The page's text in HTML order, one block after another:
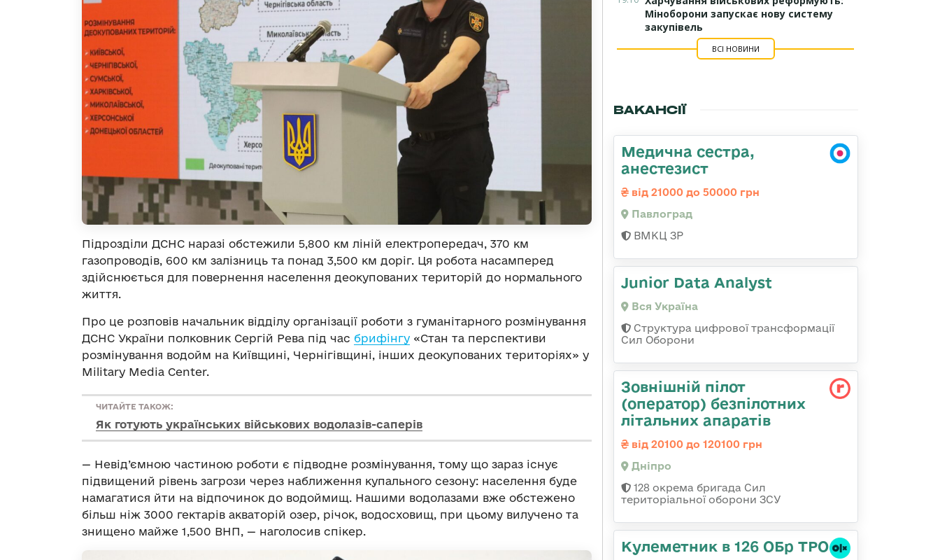
Підрозділи ДСНС наразі обстежили 5,800 км ліній електропередач, 370 км
газопроводів, 600 км залізниць та понад 3,500 км доріг. Ця робота насамперед
здійснюється для повернення населення деокупованих територій до нормального
життя.
Про це розповів начальник відділу організації роботи з гуманітарного розмінування
ДСНС України полковник Сергій Рева під час брифінгу «Стан та перспективи
розмінування водойм на Київщині, Чернігівщині, інших деокупованих територіях» у
Military Media Center.
ЧИТАЙТЕ ТАКОЖ:
Як готують українських військових водолазів-саперів
— Невід’ємною частиною роботи є підводне розмінування, тому що зараз існує
підвищений рівень загрози через наближення купального сезону: населення буде
намагатися йти на відпочинок до водоймищ. Нашими водолазами вже обстежено
більш ніж 3000 гектарів акваторій озер, річок, водосховищ, при цьому вилучено та
знищено майже 1,500 ВНП, — наголосив спікер.
Міноборони запускає нову систему
закупівель
ВСІ НОВИНИ
ВАКАНСІЇ
Медична сестра,
анестезист
від 21000 до 50000 грн
Павлоград
ВМКЦ ЗР
Junior Data Analyst
Вся Україна
Структура цифрової трансформації
Сил Оборони
Зовнішній пілот
(оператор) безпілотних
літальних апаратів
від 20100 до 120100 грн
Дніпро
128 окрема бригада Сил
територіальної оборони ЗСУ
Кулеметник в 126 ОБр ТРО